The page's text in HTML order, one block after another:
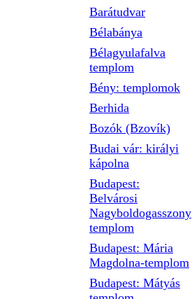
Barátudvar
Bélabánya
Bélagyulafalva
templom
Bény: templomok
Berhida
Bozók (Bzovík)
Budai vár: királyi
kápolna
Budapest:
Belvárosi
Nagyboldogasszony
templom
Budapest: Mária
Magdolna-templom
Budapest: Mátyás